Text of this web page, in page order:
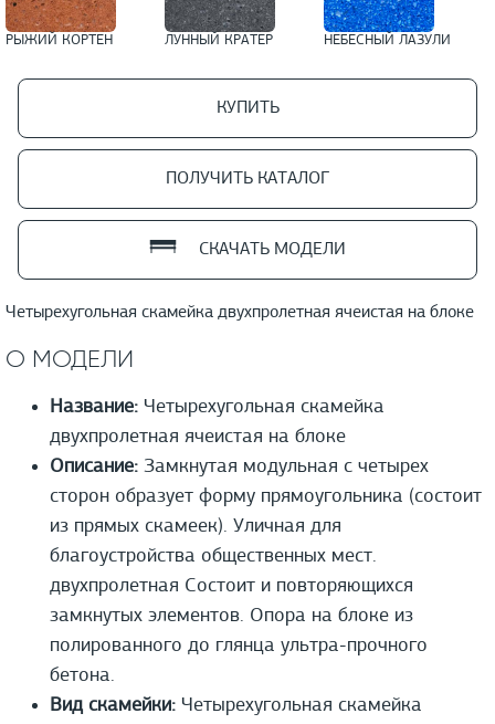
Четырехугольная скамейка двухпролетная ячеистая на блоке
РЫЖИЙ КОРТЕН ЛУННЫЙ КРАТЕР НЕБЕСНЫЙ ЛАЗУЛИ
КУПИТЬ
ПОЛУЧИТЬ КАТАЛОГ
СКАЧАТЬ МОДЕЛИ
О МОДЕЛИ
Название: Четырехугольная скамейка
двухпролетная ячеистая на блоке
Описание: Замкнутая модульная с четырех
сторон образует форму прямоугольника (состоит
из прямых скамеек). Уличная для
благоустройства общественных мест.
двухпролетная Состоит и повторяющихся
замкнутых элементов. Опора на блоке из
полированного до глянца ультра-прочного
бетона.
Вид скамейки: Четырехугольная скамейка